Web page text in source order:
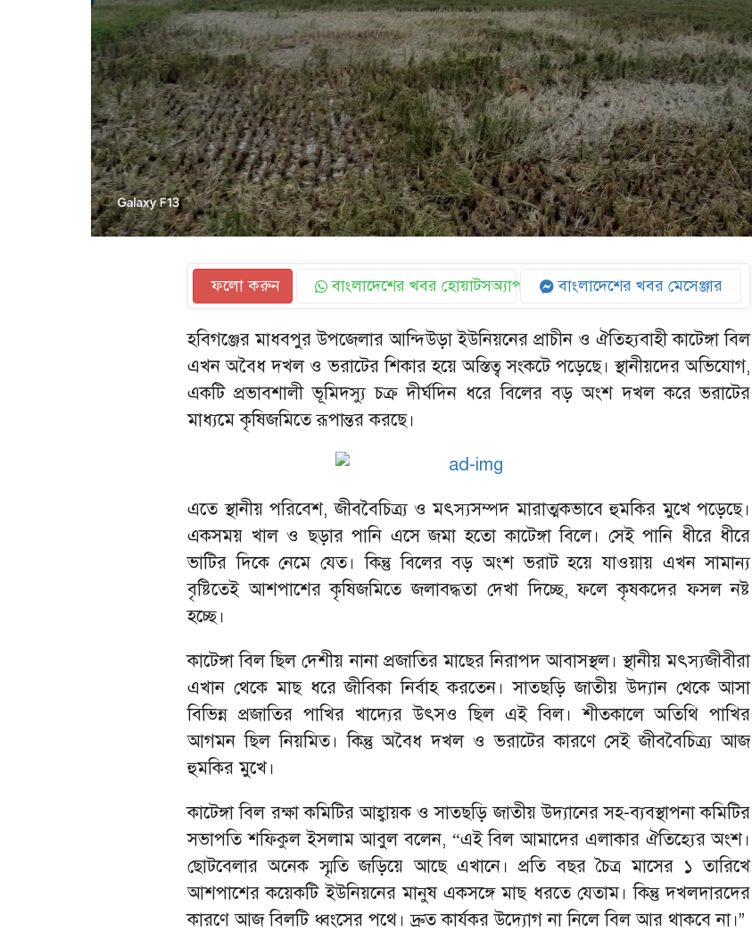
ফলো করুন বাংলাদেশের খবর হোয়াটসঅ্যাপ বাংলাদেশের খবর মেসেঞ্জার
হবিগঞ্জের মাধবপুর উপজেলার আন্দিউড়া ইউনিয়নের প্রাচীন ও ঐতিহ্যবাহী কাটেঙ্গা বিল
এখন অবৈধ দখল ও ভরাটের শিকার হয়ে অস্তিত্ব সংকটে পড়েছে। স্থানীয়দের অভিযোগ,
একটি প্রভাবশালী ভূমিদস্যু চক্র দীর্ঘদিন ধরে বিলের বড় অংশ দখল করে ভরাটের
মাধ্যমে কৃষিজমিতে রূপান্তর করছে।
এতে স্থানীয় পরিবেশ, জীববৈচিত্র্য ও মৎস্যসম্পদ মারাত্মকভাবে হুমকির মুখে পড়েছে।
একসময় খাল ও ছড়ার পানি এসে জমা হতো কাটেঙ্গা বিলে। সেই পানি ধীরে ধীরে
ভাটির দিকে নেমে যেত। কিন্তু বিলের বড় অংশ ভরাট হয়ে যাওয়ায় এখন সামান্য
বৃষ্টিতেই আশপাশের কৃষিজমিতে জলাবদ্ধতা দেখা দিচ্ছে, ফলে কৃষকদের ফসল নষ্ট
হচ্ছে।
কাটেঙ্গা বিল ছিল দেশীয় নানা প্রজাতির মাছের নিরাপদ আবাসস্থল। স্থানীয় মৎস্যজীবীরা
এখান থেকে মাছ ধরে জীবিকা নির্বাহ করতেন। সাতছড়ি জাতীয় উদ্যান থেকে আসা
বিভিন্ন প্রজাতির পাখির খাদ্যের উৎসও ছিল এই বিল। শীতকালে অতিথি পাখির
আগমন ছিল নিয়মিত। কিন্তু অবৈধ দখল ও ভরাটের কারণে সেই জীববৈচিত্র্য আজ
হুমকির মুখে।
কাটেঙ্গা বিল রক্ষা কমিটির আহ্বায়ক ও সাতছড়ি জাতীয় উদ্যানের সহ-ব্যবস্থাপনা কমিটির
সভাপতি শফিকুল ইসলাম আবুল বলেন, “এই বিল আমাদের এলাকার ঐতিহ্যের অংশ।
ছোটবেলার অনেক স্মৃতি জড়িয়ে আছে এখানে। প্রতি বছর চৈত্র মাসের ১ তারিখে
আশপাশের কয়েকটি ইউনিয়নের মানুষ একসঙ্গে মাছ ধরতে যেতাম। কিন্তু দখলদারদের
কারণে আজ বিলটি ধ্বংসের পথে। দ্রুত কার্যকর উদ্যোগ না নিলে বিল আর থাকবে না।”